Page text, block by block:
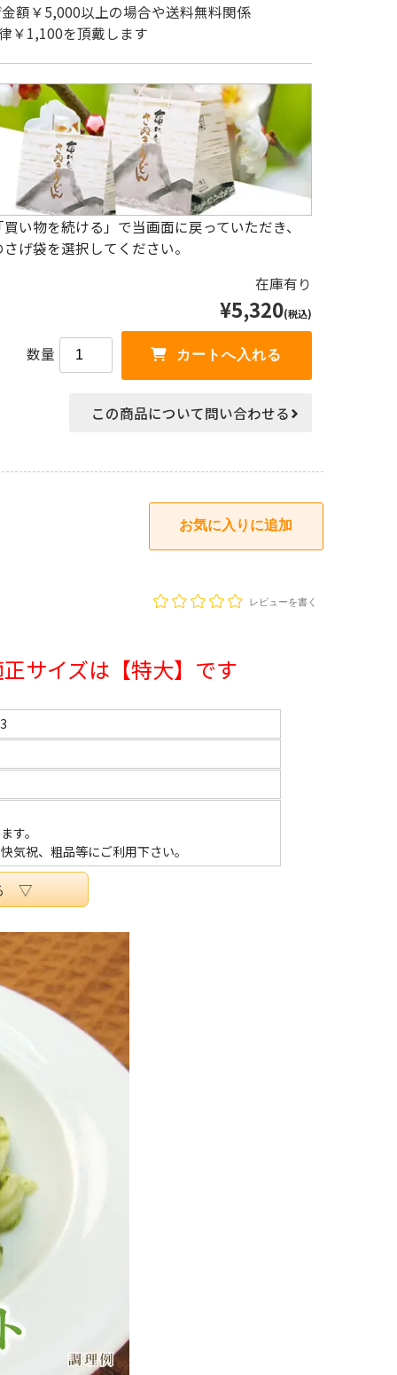
額￥5,000以上の場合や送料無料関係
￥1,100を頂戴します
い物を続ける」で当画面に戻っていただき、
げ袋を選択してください。
在庫有り
¥5,320(税込)
数量
この商品について問い合わせる
レビューを書く
サイズは【特大】です
す。
気祝、粗品等にご利用下さい。
▽